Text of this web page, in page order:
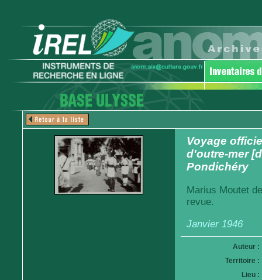
Voyage
d'outre-mer
Pondichéry
Marius Moutet
revue.
Janvier 1946
Auteur :
Territoire :
Lieu :